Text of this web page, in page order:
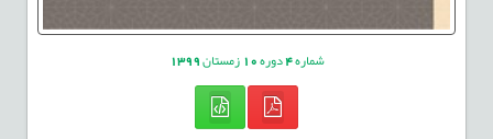
شماره4دوره10زمستان1399